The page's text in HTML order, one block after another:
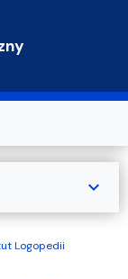
Logopedii
expand_more